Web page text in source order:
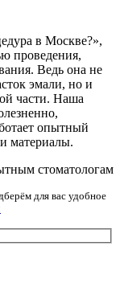
в Москве?»,
проведения,
Ведь она не
эмали, но и
части. Наша
опытный
материалы.
стоматологам
для вас удобное